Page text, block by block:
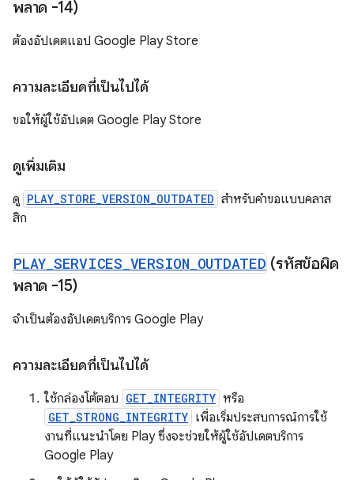
พลาด -14)
ต้องอัปเดตแอป Google Play Store
ความละเอียดที่เป็นไปได้
ขอให้ผู้ใช้อัปเดต Google Play Store
ดูเพิ่มเติม
ดู PLAY_STORE_VERSION_OUTDATED สำหรับคำขอแบบคลาส
สิก
PLAY SERVICES VERSION OUTDATED (รหัสข้อผิด
พลาด -15)
จำเป็นต้องอัปเดตบริการ Google Play
ความละเอียดที่เป็นไปได้
ใช้กล่องโต้ตอบ GET_INTEGRITY หรือ
GET_STRONG_INTEGRITY เพื่อเริ่มประสบการณ์การใช้
งานที่แนะนำโดย Play ซึ่งจะช่วยให้ผู้ใช้อัปเดตบริการ
Google Play